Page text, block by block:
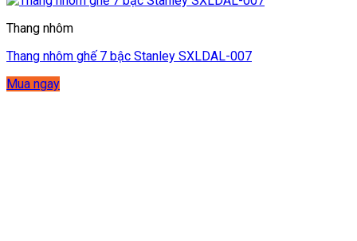
Thang nhôm
Thang nhôm ghế 7 bậc Stanley SXLDAL-007
Mua ngay